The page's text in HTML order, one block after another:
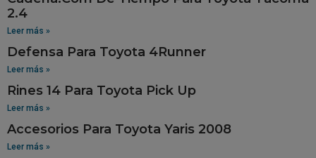
2.4
Leer más »
Defensa Para Toyota 4Runner
Leer más »
Rines 14 Para Toyota Pick Up
Leer más »
Accesorios Para Toyota Yaris 2008
Leer más »